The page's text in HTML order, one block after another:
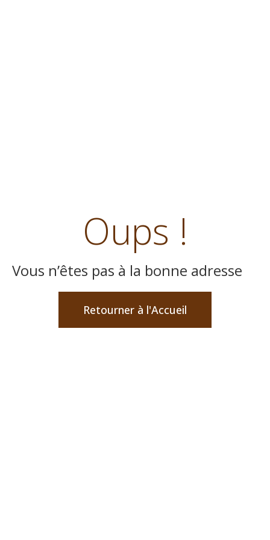
Oups !
Vous n’êtes pas à la bonne adresse
Retourner à l'Accueil